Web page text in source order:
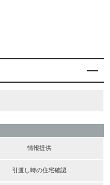
情報提供
引渡し時の住宅確認